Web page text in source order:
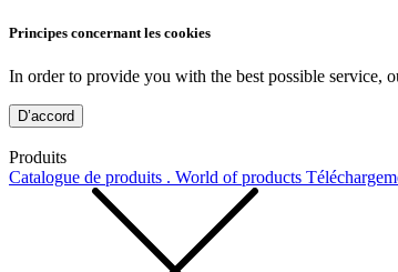
Principes concernant les cookies
In order to provide you with the best possible service,
D’accord
Produits
Catalogue de produits . World of products